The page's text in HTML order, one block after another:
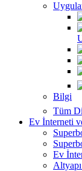
Bilgi
Tüm
Ev İnterneti
Ev